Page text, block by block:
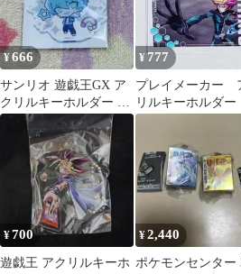
¥666
サンリオ 遊戯王GX ア
クリルキーホルダー ヨ
ハン アンデルセン
¥777
プレイメーカー
リルキーホルダ
ドスト スキマス
¥700
遊戯王 アクリルキーホ
¥2,440
ポケモンセンター